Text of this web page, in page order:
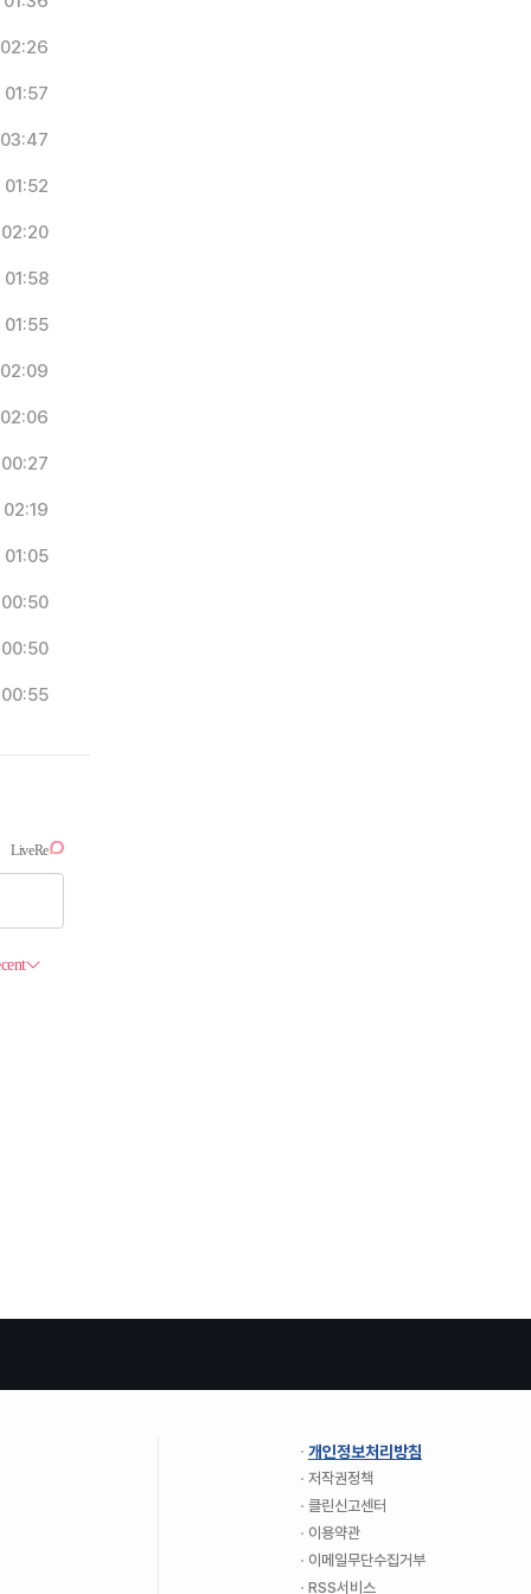
02:26
01:57
03:47
01:52
02:20
01:58
01:55
02:09
02:06
00:27
02:19
01:05
00:50
00:50
00:55
개인정보처리방침
저작권정책
클린신고센터
이용약관
이메일무단수집거부
RSS서비스